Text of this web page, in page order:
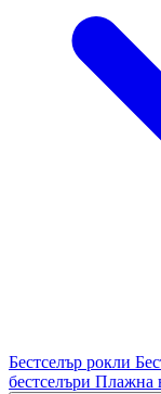
Бестселър рокли
бестселъри Плажна